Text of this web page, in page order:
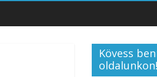
Kövess
oldalunkon!